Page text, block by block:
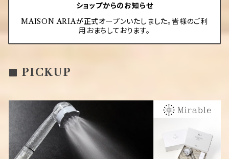
ショップからのお知らせ
MAISON ARIAが正式オープンいたしました。皆様のご利
用おまちしております。
PICKUP